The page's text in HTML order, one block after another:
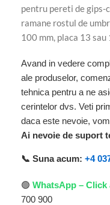
pentru pereti de gips-
ramane rostul de
100 mm, placa 13 sau
Avand in vedere
ale produselor,
tehnica pentru a ne
cerintelor dvs. Veti
daca este nevoie,
Ai nevoie de suport
📞 Suna acum: +4
🟢 WhatsApp –
700 900